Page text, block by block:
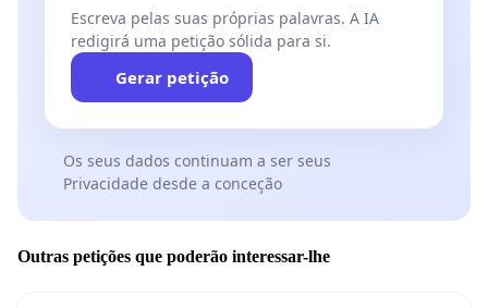
Escreva pelas suas próprias palavras. A IA
redigirá uma petição sólida para si.
Gerar petição
Os seus dados continuam a ser seus
Privacidade desde a conceção
Outras petições que poderão interessar-lhe